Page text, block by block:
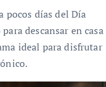
pocos días del Día
descansar en casa
ideal para disfrutar